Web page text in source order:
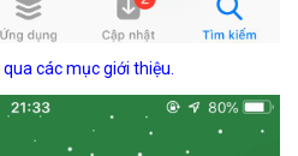
qua các mục giới thiệu.